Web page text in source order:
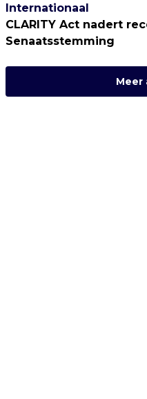
Internationaal
CLARITY Act nadert
Senaatsstemming
Meer